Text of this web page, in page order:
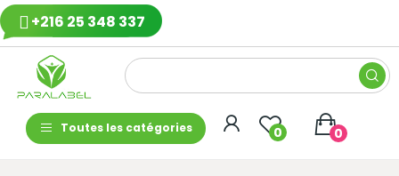
+216 25 348 337
Toutes les catégories 0 0